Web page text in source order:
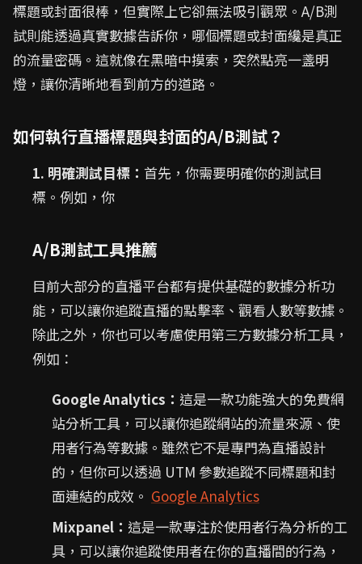
標題或封面很棒，但實際上它卻無法吸引觀眾。A/B測
試則能透過真實數據告訴你，哪個標題或封面纔是真正
的流量密碼。這就像在黑暗中摸索，突然點亮一盞明
燈，讓你清晰地看到前方的道路。
如何執行直播標題與封面的A/B測試？
1. 明確測試目標： 首先，你需要明確你的測試目
標。例如，你
A/B測試工具推薦
目前大部分的直播平台都有提供基礎的數據分析功
能，可以讓你追蹤直播的點擊率、觀看人數等數據。
除此之外，你也可以考慮使用第三方數據分析工具，
例如：
Google Analytics： 這是一款功能強大的免費網
站分析工具，可以讓你追蹤網站的流量來源、使
用者行為等數據。雖然它不是專門為直播設計
的，但你可以透過 UTM 參數追蹤不同標題和封
面連結的成效。 Google Analytics
Mixpanel： 這是一款專注於使用者行為分析的工
具，可以讓你追蹤使用者在你的直播間的行為，